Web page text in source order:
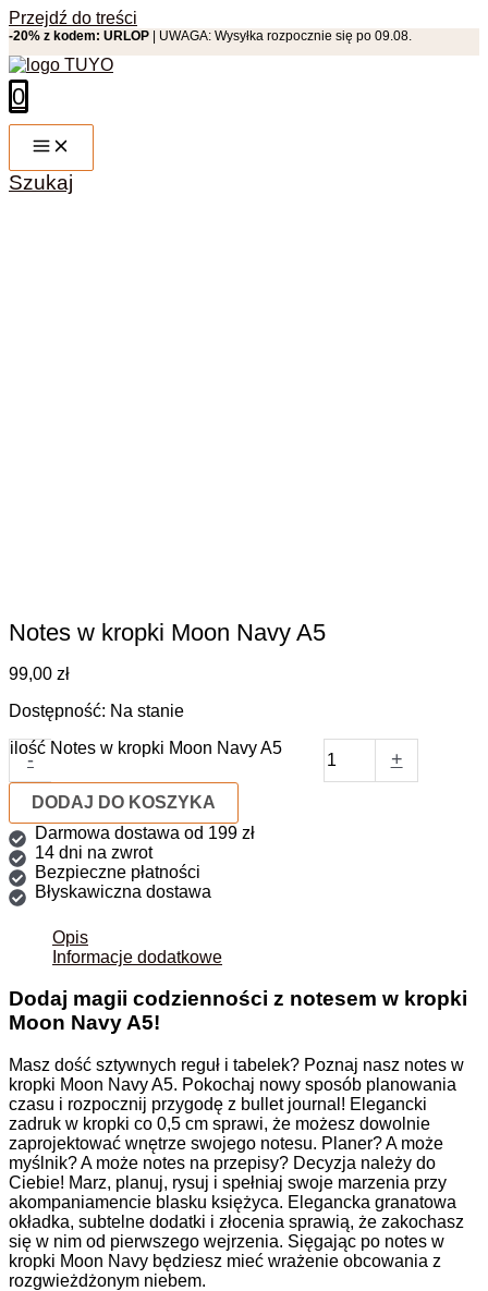
Przejdź do treści
-20% z kodem: URLOP | UWAGA: Wysyłka rozpocznie się po 09.08.
0
Szukaj
NOWOŚĆ!
Notes w kropki Moon Navy A5
99,00 zł
Dostępność: Na stanie
-
ilość Notes w kropki Moon Navy A5
+
DODAJ DO KOSZYKA
Darmowa dostawa od 199 zł
14 dni na zwrot
Bezpieczne płatności
Błyskawiczna dostawa
Opis
Informacje dodatkowe
Dodaj magii codzienności z notesem w kropki
Moon Navy A5!
Masz dość sztywnych reguł i tabelek? Poznaj nasz notes w
kropki Moon Navy A5. Pokochaj nowy sposób planowania
czasu i rozpocznij przygodę z bullet journal! Elegancki
zadruk w kropki co 0,5 cm sprawi, że możesz dowolnie
zaprojektować wnętrze swojego notesu. Planer? A może
myślnik? A może notes na przepisy? Decyzja należy do
Ciebie! Marz, planuj, rysuj i spełniaj swoje marzenia przy
akompaniamencie blasku księżyca. Elegancka granatowa
okładka, subtelne dodatki i złocenia sprawią, że zakochasz
się w nim od pierwszego wejrzenia. Sięgając po notes w
kropki Moon Navy będziesz mieć wrażenie obcowania z
rozgwieżdżonym niebem.